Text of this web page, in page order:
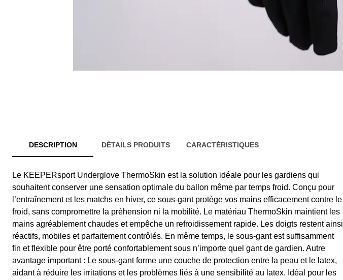
DESCRIPTION DÉTAILS PRODUITS CARACTÉRISTIQUES
Le KEEPERsport Underglove ThermoSkin est la solution idéale pour les gardiens qui
souhaitent conserver une sensation optimale du ballon même par temps froid. Conçu pour
l’entraînement et les matchs en hiver, ce sous-gant protège vos mains efficacement contre le
froid, sans compromettre la préhension ni la mobilité. Le matériau ThermoSkin maintient les
mains agréablement chaudes et empêche un refroidissement rapide. Les doigts restent ainsi
réactifs, mobiles et parfaitement contrôlés. En même temps, le sous-gant est suffisamment
fin et flexible pour être porté confortablement sous n’importe quel gant de gardien. Autre
avantage important : Le sous-gant forme une couche de protection entre la peau et le latex,
aidant à réduire les irritations et les problèmes liés à une sensibilité au latex. Idéal pour les